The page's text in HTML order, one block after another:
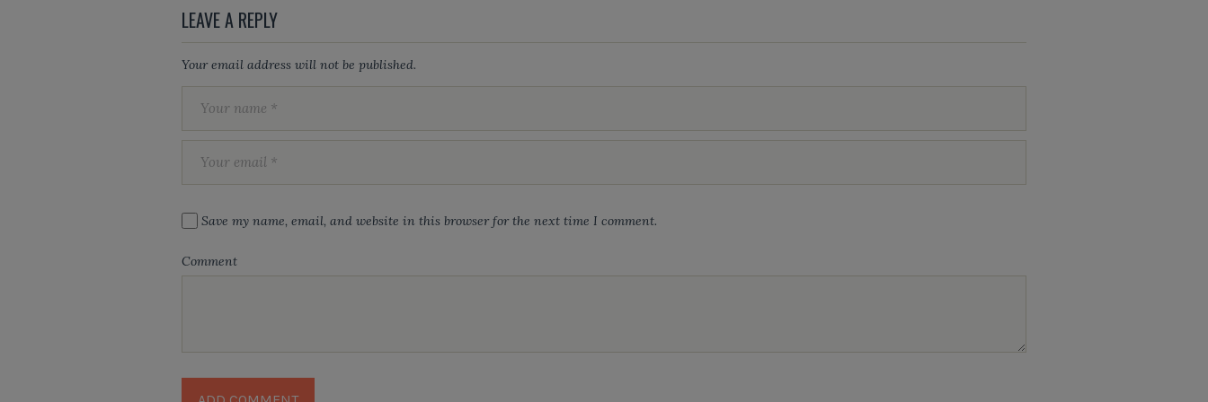
LEAVE A REPLY
Your email address will not be published.
Save my name, email, and website in this browser for the next time I comment.
Comment